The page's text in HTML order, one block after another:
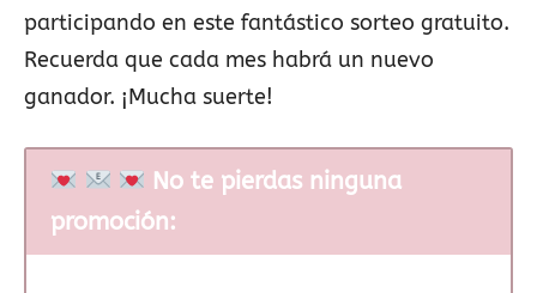
participando en este fantástico sorteo gratuito.
Recuerda que cada mes habrá un nuevo
ganador. ¡Mucha suerte!
No te pierdas ninguna
promoción: